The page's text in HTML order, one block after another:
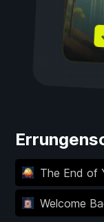
The End of
Welcome